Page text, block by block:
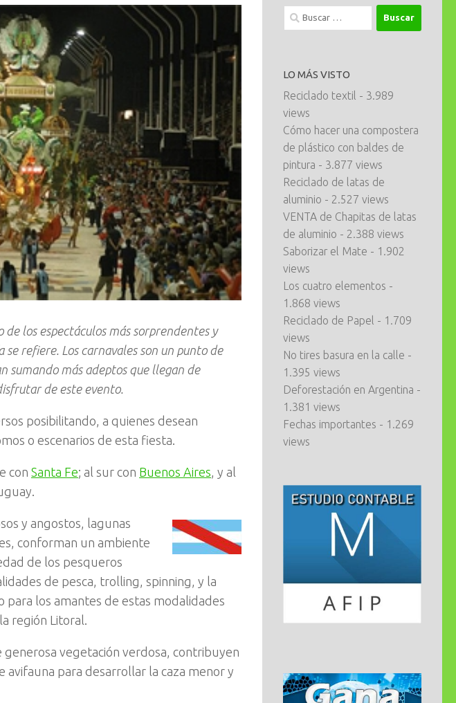
de los espectáculos más sorprendentes y
refiere. Los carnavales son un punto de
sumando más adeptos que llegan de
de este evento.
posibilitando, a quienes desean
o escenarios de esta fiesta.
con Santa Fe; al sur con Buenos Aires , y al
y angostos, lagunas
conforman un ambiente
de los pesqueros
de pesca, trolling, spinning, y la
para los amantes de estas modalidades
región Litoral.
vegetación verdosa, contribuyen
avifauna para desarrollar la caza menor y
Buscar:
LO MÁS VISTO
Reciclado textil - 3.989
views
Cómo hacer una compostera
de plástico con baldes de
pintura - 3.877 views
Reciclado de latas de
aluminio - 2.527 views
VENTA de Chapitas de latas
de aluminio - 2.388 views
Saborizar el Mate - 1.902
views
Los cuatro elementos -
1.868 views
Reciclado de Papel - 1.709
views
No tires basura en la calle -
1.395 views
Deforestación en Argentina -
1.381 views
Fechas importantes - 1.269
views